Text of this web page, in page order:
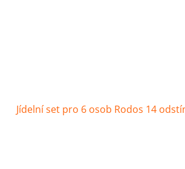
Jídelní set pro 6 osob Rodos 14